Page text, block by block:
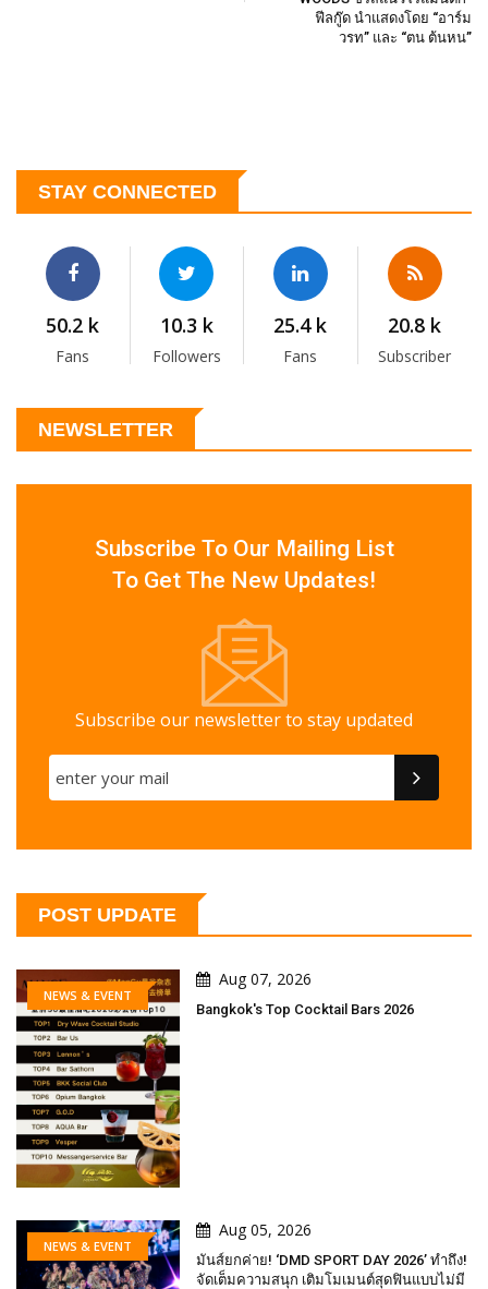
ฟีลกู๊ด นำแสดงโดย “อาร์ม
วรท” และ “ตน ต้นหน”
STAY CONNECTED
50.2 k
Fans
10.3 k
Followers
25.4 k
Fans
20.8 k
Subscriber
NEWSLETTER
Subscribe To Our Mailing List
To Get The New Updates!
Subscribe our newsletter to stay updated
POST UPDATE
NEWS & EVENT
Aug 07, 2026
Bangkok's Top Cocktail Bars 2026
NEWS & EVENT
Aug 05, 2026
มันส์ยกค่าย! ‘DMD SPORT DAY 2026’ ทำถึง!
จัดเต็มความสนุก เติมโมเมนต์สุดฟินแบบไม่มี